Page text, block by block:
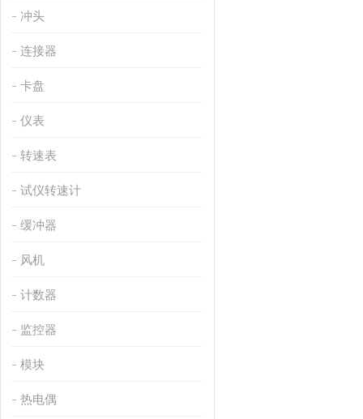
冲头
连接器
卡盘
仪表
转速表
试仪转速计
缓冲器
风机
计数器
监控器
模块
热电偶